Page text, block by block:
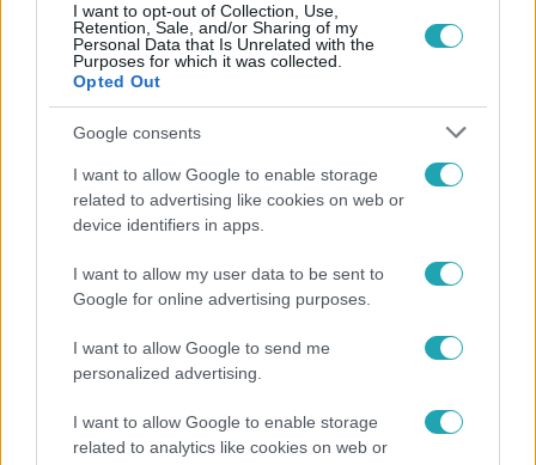
I want to opt-out of Collection, Use,
Retention, Sale, and/or Sharing of my
Personal Data that Is Unrelated with the
Purposes for which it was collected.
Opted Out
Google consents
I want to allow Google to enable storage
related to advertising like cookies on web or
device identifiers in apps.
I want to allow my user data to be sent to
Google for online advertising purposes.
I want to allow Google to send me
personalized advertising.
I want to allow Google to enable storage
related to analytics like cookies on web or
Népszerű